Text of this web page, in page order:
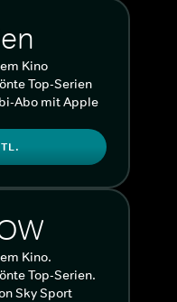
Kino
Top-Serien
Abo mit Apple
Kino.
Top-Serien.
Sky Sport